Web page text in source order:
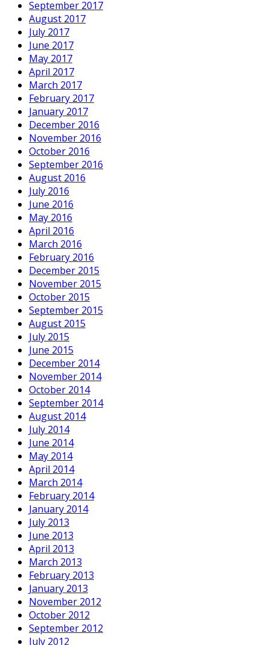
September 2017
August 2017
July 2017
June 2017
May 2017
April 2017
March 2017
February 2017
January 2017
December 2016
November 2016
October 2016
September 2016
August 2016
July 2016
June 2016
May 2016
April 2016
March 2016
February 2016
December 2015
November 2015
October 2015
September 2015
August 2015
July 2015
June 2015
December 2014
November 2014
October 2014
September 2014
August 2014
July 2014
June 2014
May 2014
April 2014
March 2014
February 2014
January 2014
July 2013
June 2013
April 2013
March 2013
February 2013
January 2013
November 2012
October 2012
September 2012
July 2012